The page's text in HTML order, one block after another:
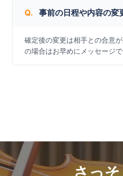
Q. 事前の日程や内容の変
確定後の変更は相手との合意
の場合はお早めにメッセージで
さっそ